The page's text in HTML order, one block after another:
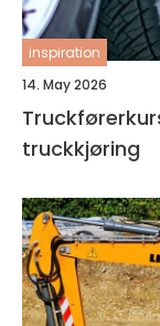
inspiration
14. May 2026
Truckførerkurs veien til trygg og
truckkjøring